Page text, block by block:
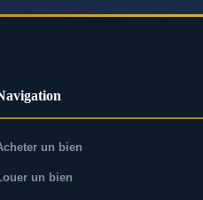
un bien
un bien